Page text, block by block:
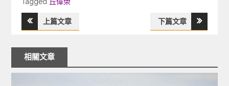
文
章
上篇文章 下篇文章
相關文章